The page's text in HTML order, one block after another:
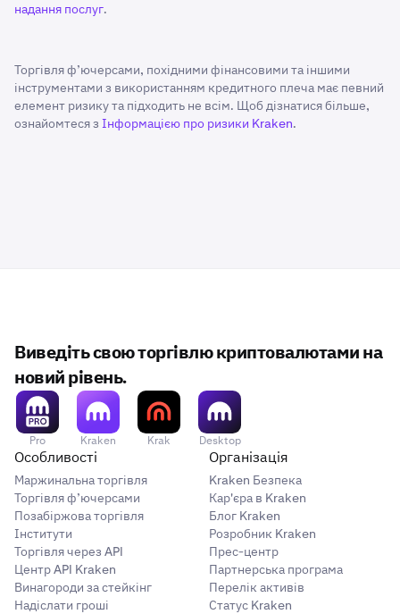
надання послуг.
Торгівля ф’ючерсами, похідними фінансовими та іншими
інструментами з використанням кредитного плеча має певний
елемент ризику та підходить не всім. Щоб дізнатися більше,
ознайомтеся з Інформацією про ризики Kraken.
Виведіть свою торгівлю криптовалютами на
новий рівень.
Pro Kraken Krak Desktop
Особливості
Маржинальна торгівля
Торгівля ф’ючерсами
Позабіржова торгівля
Інститути
Торгівля через API
Центр API Kraken
Винагороди за стейкінг
Надіслати гроші
Організація
Kraken Безпека
Кар'єра в Kraken
Блог Kraken
Розробник Kraken
Прес-центр
Партнерська програма
Перелік активів
Статус Kraken